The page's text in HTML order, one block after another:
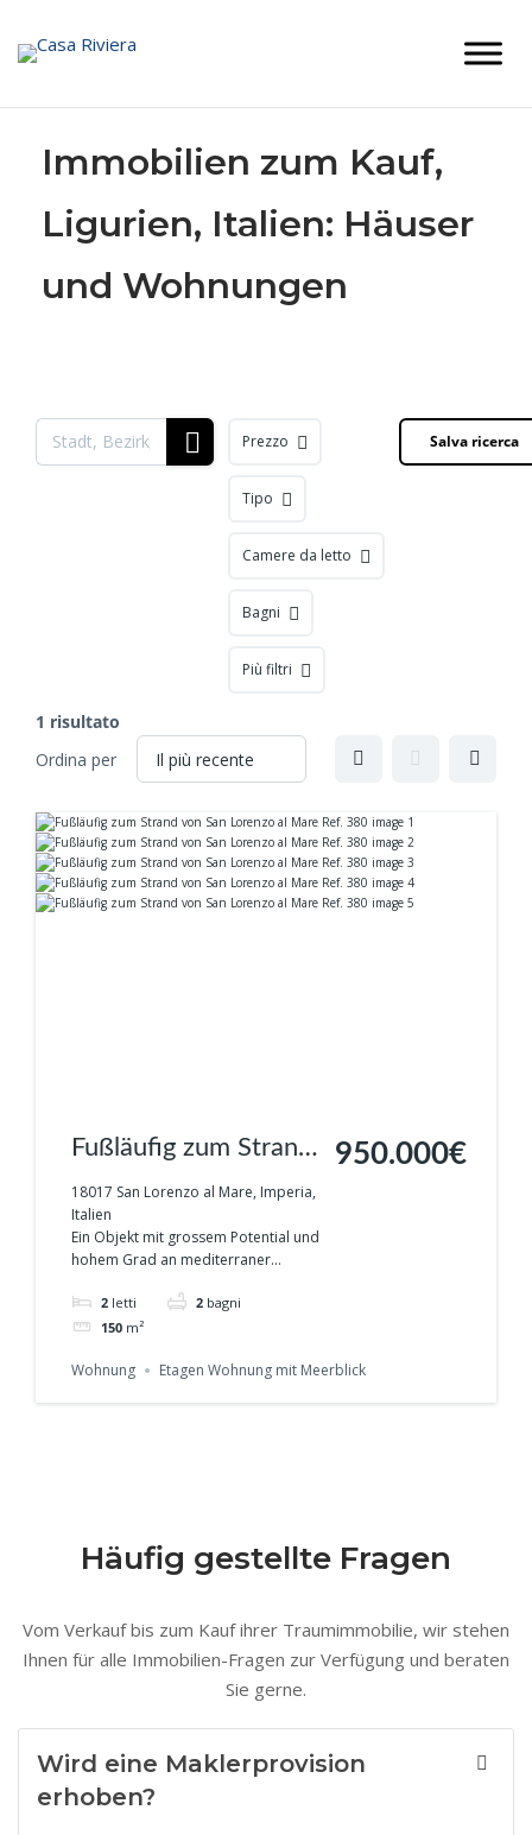
Immobilien zum Kauf,
Ligurien, Italien: Häuser
und Wohnungen
Salva ricerca
Prezzo
Tipo
Camere da letto
Bagni
Più filtri
1 risultato
Ordina per
Fußläufig zum Strand
von San Lorenzo al
Mare Ref. 380
18017 San Lorenzo al Mare, Imperia,
Italien
Ein Objekt mit grossem Potential und
hohem Grad an mediterraner...
2 letti 2 bagni
150 m²
950.000€
Wohnung Etagen Wohnung mit Meerblick
Häufig gestellte Fragen
Vom Verkauf bis zum Kauf ihrer Traumimmobilie, wir stehen
Ihnen für alle Immobilien-Fragen zur Verfügung und beraten
Sie gerne.
Wird eine Maklerprovision
erhoben?